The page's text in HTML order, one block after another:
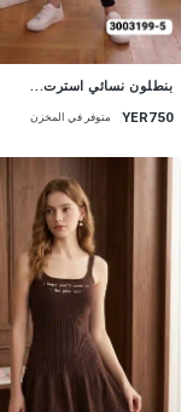
بنطلون نسائي استرت...
YER750 متوفر في المخزن